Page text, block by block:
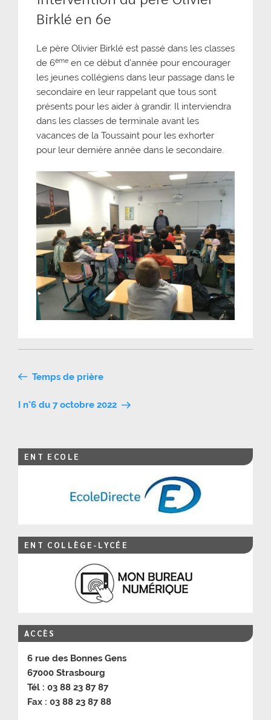
Birklé en 6e
Le père Olivier Birklé est passé dans les classes
de 6ème en ce début d’année pour encourager
les jeunes collégiens dans leur passage dans le
secondaire en leur rappelant que tous sont
présents pour les aider à grandir. Il interviendra
dans les classes de terminale avant les
vacances de la Toussaint pour les exhorter
pour leur dernière année dans le secondaire.
Navigation
de
Temps de prière
I n°6 du 7 octobre 2022
ENT ECOLE
ENT COLLÈGE-LYCÉE
ACCÈS
6 rue des Bonnes Gens
67000 Strasbourg
Tél : 03 88 23 87 87
Fax : 03 88 23 87 88